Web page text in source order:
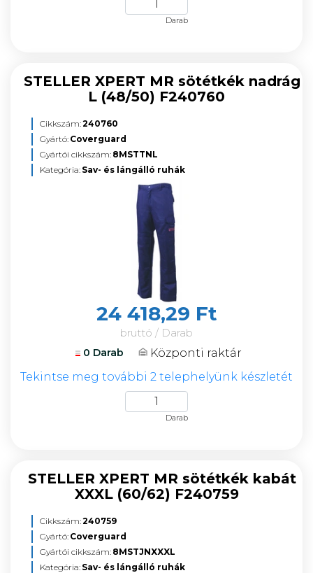
Darab
STELLER XPERT MR sötétkék nadrág
L (48/50) F240760
Cikkszám:240760
Gyártó: Coverguard
Gyártói cikkszám: 8MSTTNL
Kategória: Sav- és lángálló ruhák
24 418,29 Ft
bruttó / Darab
0 Darab
Központi raktár
Tekintse meg további 2 telephelyünk készletét
Darab
STELLER XPERT MR sötétkék kabát
XXXL (60/62) F240759
Cikkszám:240759
Gyártó: Coverguard
Gyártói cikkszám: 8MSTJNXXXL
Kategória: Sav- és lángálló ruhák